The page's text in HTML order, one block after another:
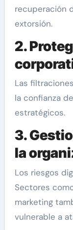
recuperación
extorsión.
2.
Las
la confianza
estratégicos.
3.
la
Los riesgos
Sectores
marketing
vulnerable a